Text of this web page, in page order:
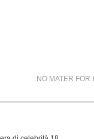
NO MATER FOR